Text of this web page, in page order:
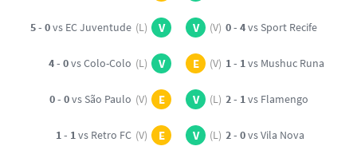
5 - 0vs EC Juventude (L) V
4 - 0vs Colo-Colo (L) V
0 - 0vs São Paulo (V) E
1 - 1vs Retro FC (V) E
V (V) 0 - 4vs Sport Recife
E (V) 1 - 1vs Mushuc Runa
V (L) 2 - 1vs Flamengo
V (L) 2 - 0vs Vila Nova